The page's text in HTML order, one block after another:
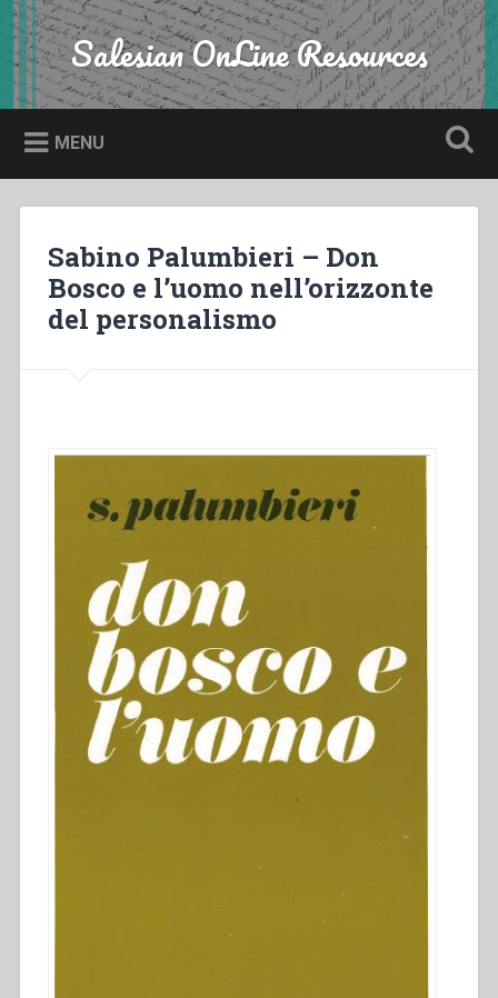
Skip
to
content
Search Salesian OnLine Resources
MENU
Sabino Palumbieri – Don
Bosco e l’uomo nell’orizzonte
del personalismo